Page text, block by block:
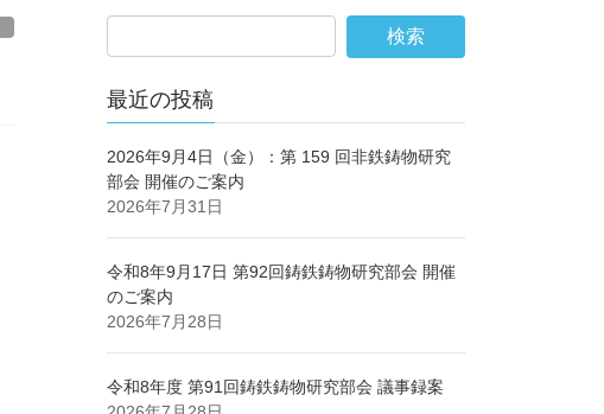
最近の投稿
2026年9月4日（金）：第 159 回非鉄鋳物研究
部会 開催のご案内
2026年7月31日
令和8年9月17日 第92回鋳鉄鋳物研究部会 開催
のご案内
2026年7月28日
令和8年度 第91回鋳鉄鋳物研究部会 議事録案